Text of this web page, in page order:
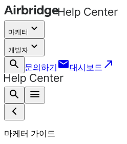
마케터 keyboard_arrow_down
개발자 keyboard_arrow_down
search
문의하기 email대시보드 call_made
search menu
마케터 가이드